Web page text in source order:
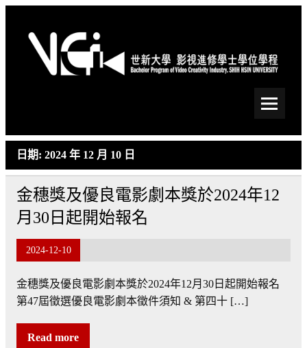
Skip
世新大學影視進修學士學
日期: 2024 年 12 月 10 日
金穗獎及優良電影劇本獎於2024年12
月30日起開始報名
2024-12-10
金穗獎及優良電影劇本獎於2024年12月30日起開始報名
第47屆徵選優良電影劇本徵件須知 & 第四十 […]
Read more